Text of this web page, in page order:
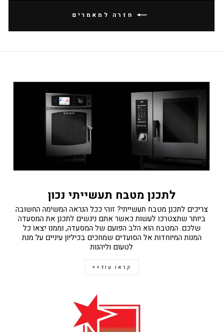
חזרה למאמרים
לתכנן מטבח תעשייתי נכון
צריכים לתכנן מטבח תעשייתי? זוהי ככל הנראה המשימה החשובה
ביותר שתצטרכו לעשות כאשר אתם ניגשים לתכנן את המסעדה
שלכם. המטבח הוא הלב הפועם של המסעדה, וממנו יצאו כל
המנות המיוחדות אל הסועדים שמחכים בכיליון עיניים על מנת
לטעום וליהנות
קראו עוד>>